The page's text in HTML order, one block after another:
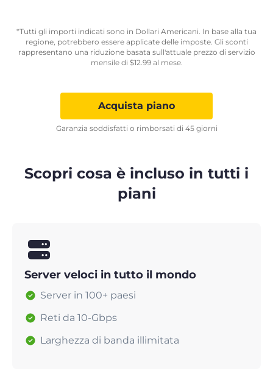
*Tutti gli importi indicati sono in Dollari Americani. In base alla tua
regione, potrebbero essere applicate delle imposte. Gli sconti
rappresentano una riduzione basata sull'attuale prezzo di servizio
mensile di $12.99al mese.
Acquista piano
Garanzia soddisfatti o rimborsati di 45 giorni
Scopri cosa è incluso in tutti i
piani
Server veloci in tutto il mondo
Server in 100+ paesi
Reti da 10-Gbps
Larghezza di banda illimitata